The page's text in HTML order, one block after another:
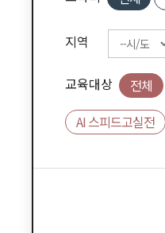
지역
교육대상 전체
AI 스피드고실전